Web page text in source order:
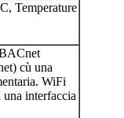
Temperature
cù una
WiFi
interfaccia